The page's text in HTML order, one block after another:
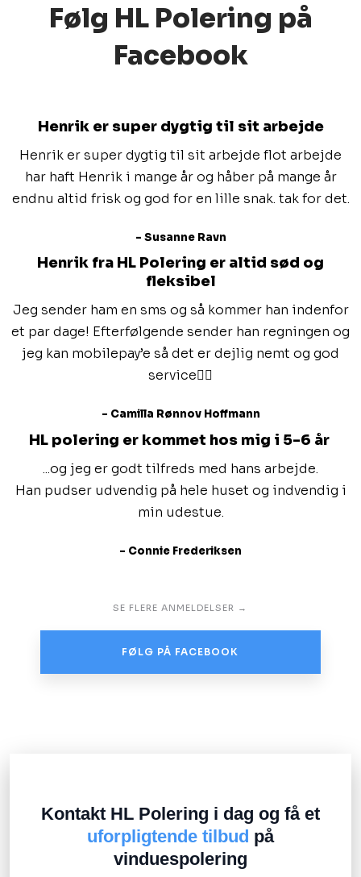
Følg HL Polering på
Facebook
Henrik er super dygtig til sit arbejde
Henrik er super dygtig til sit arbejde flot arbejde
har haft Henrik i mange år og håber på mange år
endnu altid frisk og god for en lille snak. tak for det.
- Susanne Ravn
Henrik fra HL Polering er altid sød og
fleksibel
Jeg sender ham en sms og så kommer han indenfor
et par dage! Efterfølgende sender han regningen og
jeg kan mobilepay’e så det er dejlig nemt og god
service👌🏼
- Camilla Rønnov Hoffmann
HL polering er kommet hos mig i 5-6 år
...og jeg er godt tilfreds med hans arbejde.
Han pudser udvendig på hele huset og indvendig i
min udestue.
- Connie Frederiksen
SE FLERE ANMELDELSER →
FØLG PÅ FACEBOOK
Kontakt HL Polering i dag og få et
uforpligtende tilbud på
vinduespolering